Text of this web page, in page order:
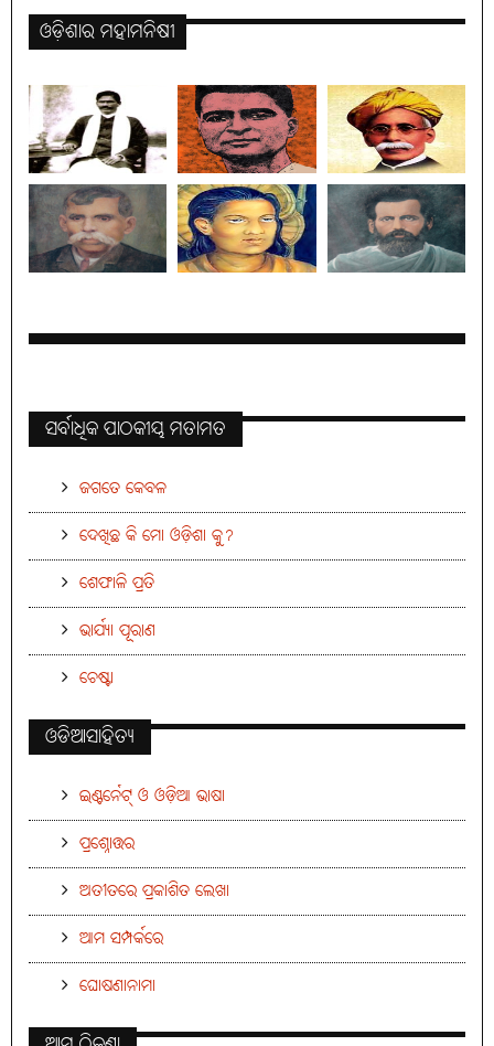
ଓଡ଼ିଶାର ମହାମନିଷୀ
ସର୍ବାଧିକ ପାଠକୀୟ ମତାମତ
ଜଗତେ କେବଳ
ଦେଖିଛ କି ମୋ ଓଡ଼ିଶା କୁ?
ଶେଫାଳି ପ୍ରତି
ଭାର୍ଯ୍ୟା ପୂରାଣ
ଚେଷ୍ଟା
ଓଡିଆସାହିତ୍ୟ
ଇଣ୍ଟର୍ନେଟ୍ ଓ ଓଡ଼ିଆ ଭାଷା
ପ୍ରଶ୍ନୋତ୍ତର
ଅତୀତରେ ପ୍ରକାଶିତ ଲେଖା
ଆମ ସମ୍ପର୍କରେ
ଘୋଷଣାନାମା